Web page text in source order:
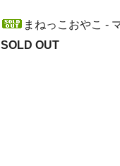
まねっこおやこ -
SOLD OUT